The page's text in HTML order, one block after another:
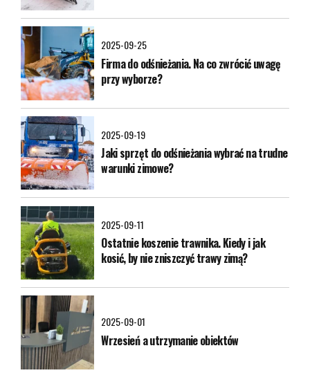
2025-09-25
Firma do odśnieżania. Na co zwrócić uwagę
przy wyborze?
2025-09-19
Jaki sprzęt do odśnieżania wybrać na trudne
warunki zimowe?
2025-09-11
Ostatnie koszenie trawnika. Kiedy i jak
kosić, by nie zniszczyć trawy zimą?
2025-09-01
Wrzesień a utrzymanie obiektów